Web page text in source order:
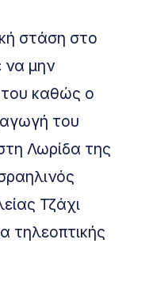
στάση στο
να μην
του καθώς ο
του
Λωρίδα της
Τζάχι
τηλεοπτικής